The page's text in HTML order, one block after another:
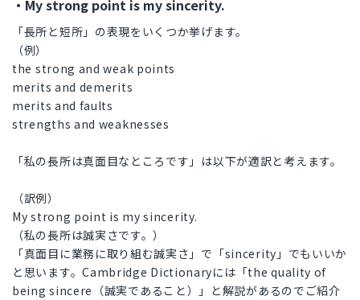
・My strong point is my sincerity.
「長所と短所」の表現をいくつか挙げます。
（例）
the strong and weak points
merits and demerits
merits and faults
strengths and weaknesses
「私の長所は真面目なところです」は以下が適訳と考えます。
（訳例）
My strong point is my sincerity.
（私の長所は誠実さです。）
「真面目に業務に取り組む誠実さ」で「sincerity」でもいいか
と思います。Cambridge Dictionaryには「the quality of
being sincere（誠実であること）」と解説があるのでご紹介